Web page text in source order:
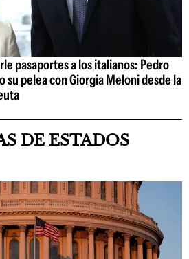
pasaportes a los italianos: Pedro
su pelea con Giorgia Meloni desde la
DE ESTADOS